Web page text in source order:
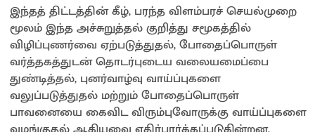
இந்தத் திட்டத்தின் கீழ், பரந்த விளம்பரச் செயல்முறை
மூலம் இந்த அச்சுறுத்தல் குறித்து சமூகத்தில்
விழிப்புணர்வை ஏற்படுத்துதல், போதைப்பொருள்
வர்த்தகத்துடன் தொடர்புடைய வலையமைப்பை
துண்டித்தல், புனர்வாழ்வு வாய்ப்புகளை
வலுப்படுத்துதல் மற்றும் போதைப்பொருள்
பாவனையை கைவிட விரும்புவோருக்கு வாய்ப்புகளை